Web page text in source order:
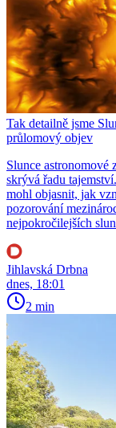
Tak detailně jsme
průlomový objev
Slunce astronomové
skrývá řadu
mohl objasnit, jak
pozorování
nejpokročilejších
Jihlavská Drbna
dnes, 18:01
2 min